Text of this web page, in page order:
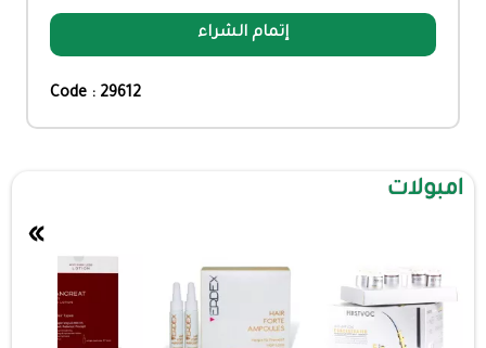
إتمام الشراء
Code : 29612
امبولات
»